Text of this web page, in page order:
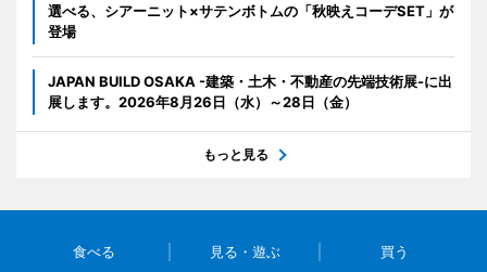
選べる、シアーニット×サテンボトムの「秋映えコーデSET」が
登場
JAPAN BUILD OSAKA -建築・土木・不動産の先端技術展-に出
展します。2026年8月26日（水）～28日（金）
もっと見る
食べる 見る・遊ぶ 買う